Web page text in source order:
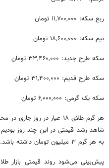
ربع سکه: ۱۱,۷۰۰,۰۰۰ تومان
نیم سکه: ۱۸,۶۰۰,۰۰۰ تومان
سکه طرح جدید: ۳۳,۴۶۰,۰۰۰ تومان
سکه طرح قدیم: ۳۱,۴۰۰,۰۰۰ تومان
سکه یک گرمی: ۶,۰۰۰,۰۰۰ تومان
به هر گرم ۳ میلیون تومان داشته باشد.
پیش‌بینی می‌شود روند قیمتی